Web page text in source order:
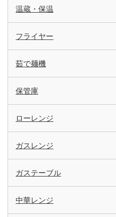
温蔵・保温
フライヤー
茹で麺機
保管庫
ローレンジ
ガスレンジ
ガステーブル
中華レンジ